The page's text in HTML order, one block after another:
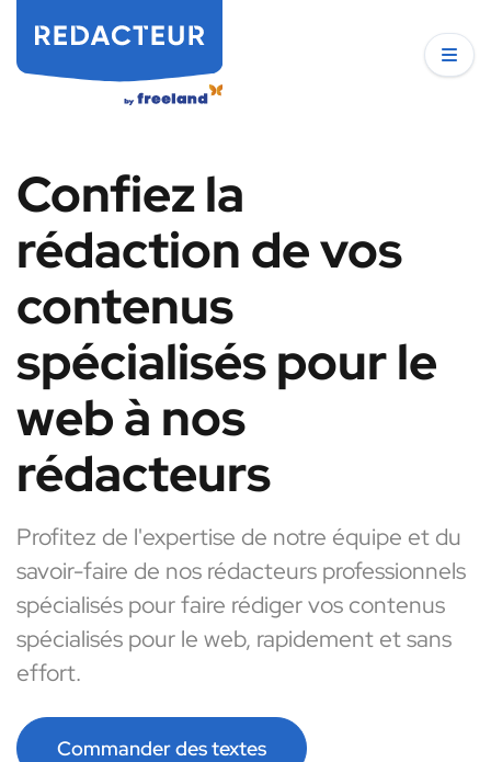
Confiez la
rédaction de vos
contenus
spécialisés pour le
web à nos
rédacteurs
Profitez de l'expertise de notre équipe et du
savoir-faire de nos rédacteurs professionnels
spécialisés pour faire rédiger vos contenus
spécialisés pour le web, rapidement et sans
effort.
Commander des textes